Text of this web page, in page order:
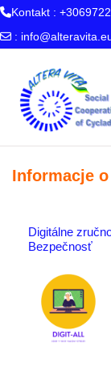
Kontakt :
:
Informacje
Digitálne
Bezpečnosť